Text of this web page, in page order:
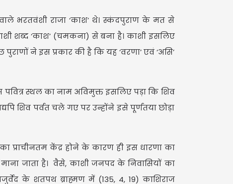
भरतवंशी राजा ‘काश’ थे। स्कंदपुराण के मत से
शब्द ‘काश’ (चमकना) से बना है। काशी इसलिए
ने इस प्रकार की है कि यह ‘वरणा’ एवं ‘असि’
स्थल का नाम अविमुक्त इसलिए पड़ा कि शिव
शिव पर्वत चले गए पर उन्होंने इसे पूर्णतया छोड़ा
प्राचीनतम केंद्र होने के कारण ही इस धारणा का
जाता है। वैसे, काशी जनपद के निवासियों का
के शतपथ ब्राह्मण में (135, 4, 19) काशिराज